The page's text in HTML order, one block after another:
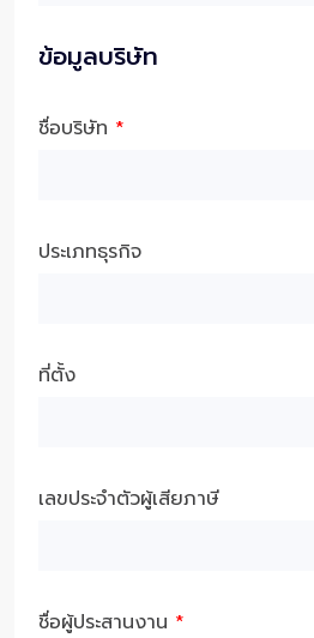
ข้อมูลบริษัท
ชื่อบริษัท *
ประเภทธุรกิจ
ที่ตั้ง
เลขประจำตัวผู้เสียภาษี
ชื่อผู้ประสานงาน *